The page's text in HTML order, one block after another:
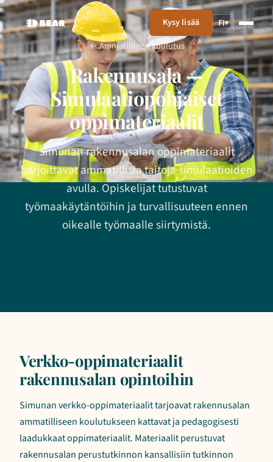
Kysy lisää FI▾
← Ammatillinen koulutus
Rakennusala —
Simulaatiopohjaiset
oppimateriaalit
Simunan rakennusalan oppimateriaalit
harjoittavat ammatillisia taitoja simulaatioiden
avulla. Opiskelijat tutustuvat
työmaakäytäntöihin ja turvallisuuteen ennen
oikealle työmaalle siirtymistä.
Verkko-oppimateriaalit
rakennusalan opintoihin
Simunan verkko-oppimateriaalit tarjoavat rakennusalan
ammatilliseen koulutukseen kattavat ja pedagogisesti
laadukkaat oppimateriaalit. Materiaalit perustuvat
rakennusalan perustutkinnon kansallisiin tutkinnon